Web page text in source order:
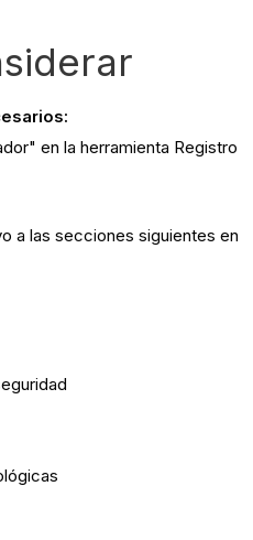
en la herramienta Registro
a las secciones siguientes en